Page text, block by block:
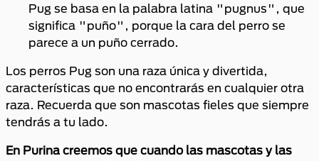
Pug se basa en la palabra latina "pugnus", que
significa "puño", porque la cara del perro se
parece a un puño cerrado.
Los perros Pug son una raza única y divertida,
características que no encontrarás en cualquier otra
raza. Recuerda que son mascotas fieles que siempre
tendrás a tu lado.
En Purina creemos que cuando las mascotas y las